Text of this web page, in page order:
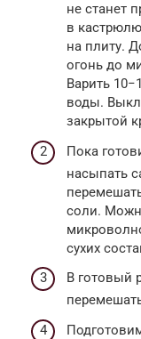
не станет
в
на плиту.
огонь до
Варить
воды.
закрытой
Пока
насыпать
соли.
сухих
В готовый